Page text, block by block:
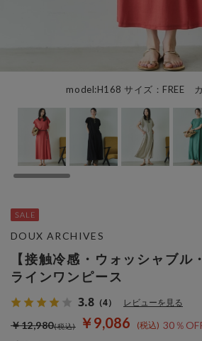
model:H168 サイズ：FREE
【接触冷感・ウォッシャブル
ラインワンピース
3.8 （4） レビューを見る
￥9,086 30％
￥12,980
DOUX ARCHIVES